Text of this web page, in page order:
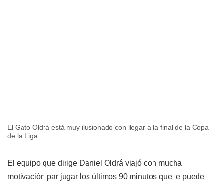
El Gato Oldrá está muy ilusionado con llegar a la final de la Copa
de la Liga.
El equipo que dirige Daniel Oldrá viajó con mucha
motivación par jugar los últimos 90 minutos que le puede